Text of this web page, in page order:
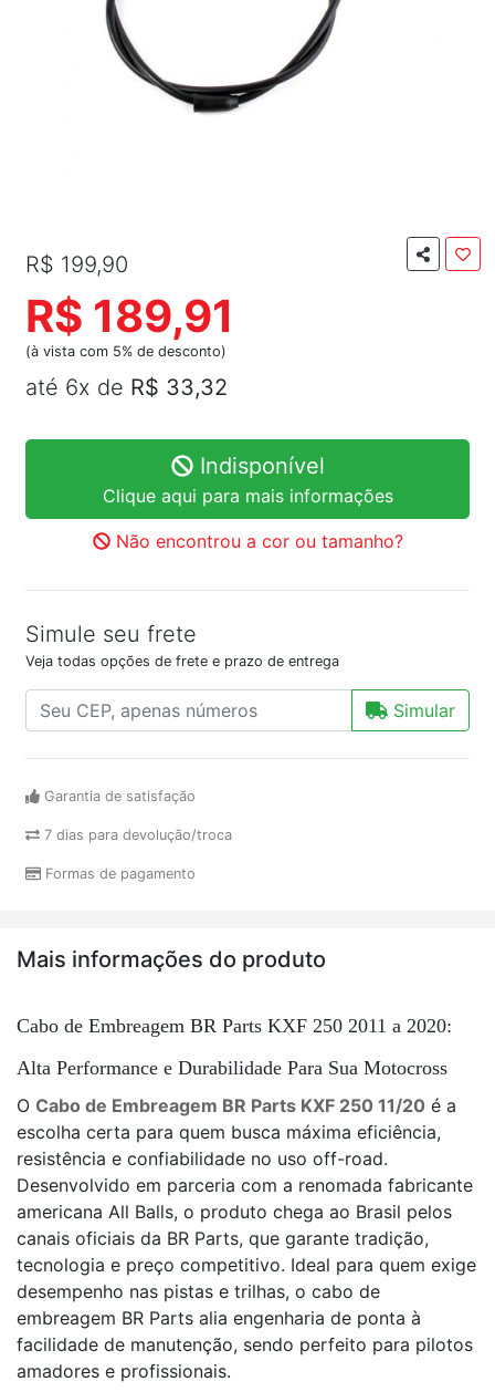
R$ 199,90
R$ 189,91
(à vista com 5% de desconto)
até 6x de R$ 33,32
Indisponível
Clique aqui para mais informações
Não encontrou a cor ou tamanho?
Simule seu frete
Veja todas opções de frete e prazo de entrega
Simular
Garantia de satisfação
7 dias para devolução/troca
Formas de pagamento
Mais informações do produto
Cabo de Embreagem BR Parts KXF 250 2011 a 2020:
Alta Performance e Durabilidade Para Sua Motocross
O Cabo de Embreagem BR Parts KXF 250 11/20 é a
escolha certa para quem busca máxima eficiência,
resistência e confiabilidade no uso off-road.
Desenvolvido em parceria com a renomada fabricante
americana All Balls, o produto chega ao Brasil pelos
canais oficiais da BR Parts, que garante tradição,
tecnologia e preço competitivo. Ideal para quem exige
desempenho nas pistas e trilhas, o cabo de
embreagem BR Parts alia engenharia de ponta à
facilidade de manutenção, sendo perfeito para pilotos
amadores e profissionais.